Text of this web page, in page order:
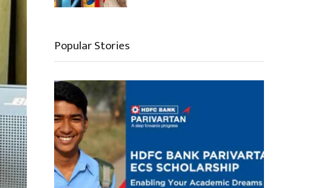
Popular Stories